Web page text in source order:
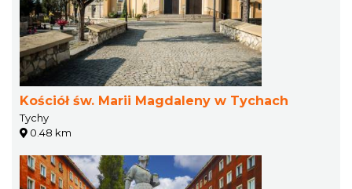
Kościół św. Marii Magdaleny w Tychach
Tychy
0.48 km